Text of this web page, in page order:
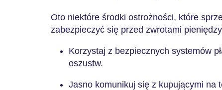
Oto niektóre środki ostrożności, które
zabezpieczyć się przed zwrotami
Korzystaj z bezpiecznych systemów
oszustw.
Jasno komunikuj się z kupującymi na